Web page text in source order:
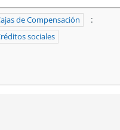
de Compensación :
sociales